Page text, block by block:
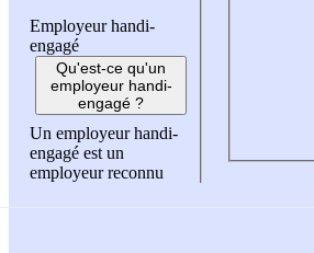
Employeur handi-
engagé
Qu'est-ce qu'un
employeur handi-
engagé ?
Un employeur handi-
engagé est un
employeur reconnu